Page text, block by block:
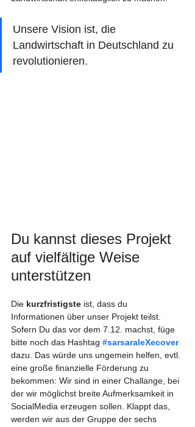
Unsere Vision ist, die
Landwirtschaft in Deutschland zu
revolutionieren.
Du kannst dieses Projekt
auf vielfältige Weise
unterstützen
Die kurzfristigste ist, dass du
Informationen über unser Projekt teilst.
Sofern Du das vor dem 7.12. machst, füge
bitte noch das Hashtag #sarsaraleXecover
dazu. Das würde uns ungemein helfen, evtl.
eine große finanzielle Förderung zu
bekommen: Wir sind in einer Challange, bei
der wir möglichst breite Aufmerksamkeit in
SocialMedia erzeugen sollen. Klappt das,
werden wir aus der Gruppe der sechs